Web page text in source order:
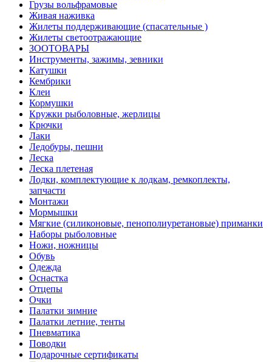
Грузы вольфрамовые
Живая наживка
Жилеты поддерживающие (спасательные )
Жилеты светоотражающие
ЗООТОВАРЫ
Инструменты, зажимы, зевники
Катушки
Кембрики
Клеи
Кормушки
Кружки рыболовные, жерлицы
Крючки
Лаки
Ледобуры, пешни
Леска
Леска плетеная
Лодки, комплектующие к лодкам, ремкоплекты,
запчасти
Монтажи
Мормышки
Мягкие (силиконовые, пенополиуретановые) приманки
Наборы рыболовные
Ножи, ножницы
Обувь
Одежда
Оснастка
Отцепы
Очки
Палатки зимние
Палатки летние, тенты
Пневматика
Поводки
Подарочные сертификаты